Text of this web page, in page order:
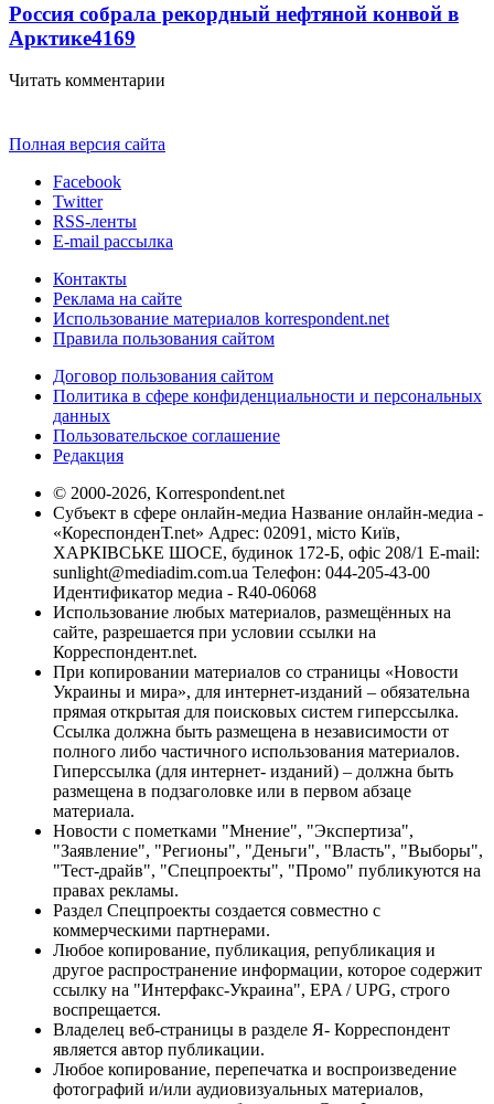
Россия собрала рекордный нефтяной конвой в
Арктике4169
Читать комментарии
Полная версия сайта
Facebook
Twitter
RSS-ленты
E-mail рассылка
Контакты
Реклама на сайте
Использование материалов korrespondent.net
Правила пользования сайтом
Договор пользования сайтом
Политика в сфере конфиденциальности и персональных
данных
Пользовательское соглашение
Редакция
© 2000-2026, Korrespondent.net
Субъект в сфере онлайн-медиа Название онлайн-медиа -
«КореспонденТ.net» Адрес: 02091, місто Київ,
ХАРКІВСЬКЕ ШОСЕ, будинок 172-Б, офіс 208/1 E-mail:
sunlight@mediadim.com.ua Телефон: 044-205-43-00
Идентификатор медиа - R40-06068
Использование любых материалов, размещённых на
сайте, разрешается при условии ссылки на
Корреспондент.net.
При копировании материалов со страницы «Новости
Украины и мира», для интернет-изданий – обязательна
прямая открытая для поисковых систем гиперссылка.
Ссылка должна быть размещена в независимости от
полного либо частичного использования материалов.
Гиперссылка (для интернет- изданий) – должна быть
размещена в подзаголовке или в первом абзаце
материала.
Новости с пометками "Мнение", "Экспертиза",
"Заявление", "Регионы", "Деньги", "Власть", "Выборы",
"Тест-драйв", "Спецпроекты", "Промо" публикуются на
правах рекламы.
Раздел Спецпроекты создается совместно с
коммерческими партнерами.
Любое копирование, публикация, републикация и
другое распространение информации, которое содержит
ссылку на "Интерфакс-Украина", EPA / UPG, строго
воспрещается.
Владелец веб-страницы в разделе Я- Корреспондент
является автор публикации.
Любое копирование, перепечатка и воспроизведение
фотографий и/или аудиовизуальных материалов,